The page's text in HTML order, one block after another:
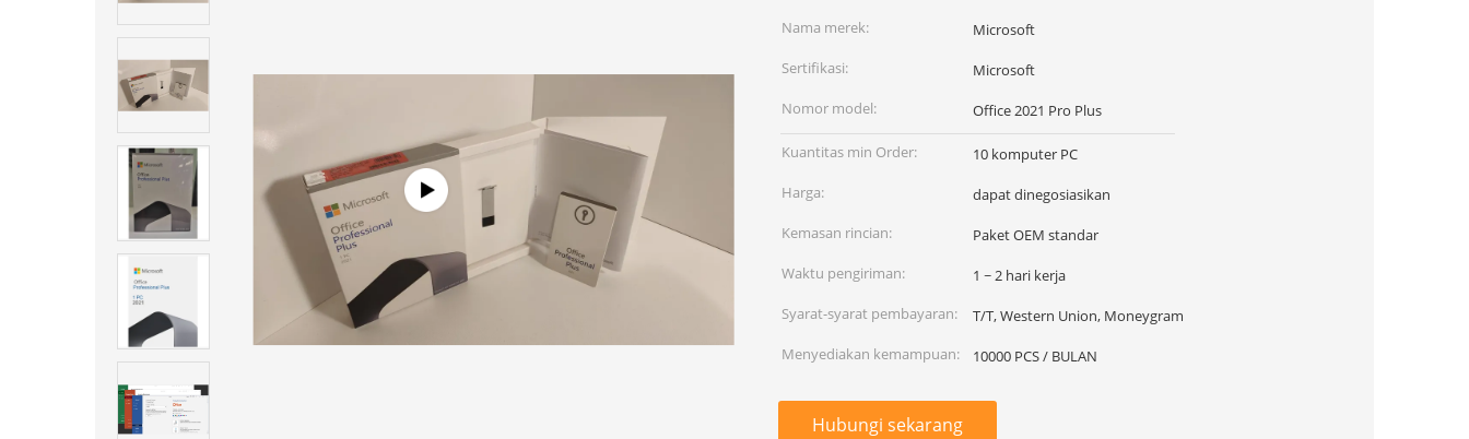
Nama merek:
Microsoft
Sertifikasi:
Microsoft
Nomor model:
Office 2021 Pro Plus
Kuantitas min Order:
10 komputer PC
Harga:
dapat dinegosiasikan
Kemasan rincian:
Paket OEM standar
Waktu pengiriman:
1 ~ 2 hari kerja
Syarat-syarat pembayaran:
T/T, Western Union, Moneygram
Menyediakan kemampuan:
10000 PCS / BULAN
Hubungi sekarang